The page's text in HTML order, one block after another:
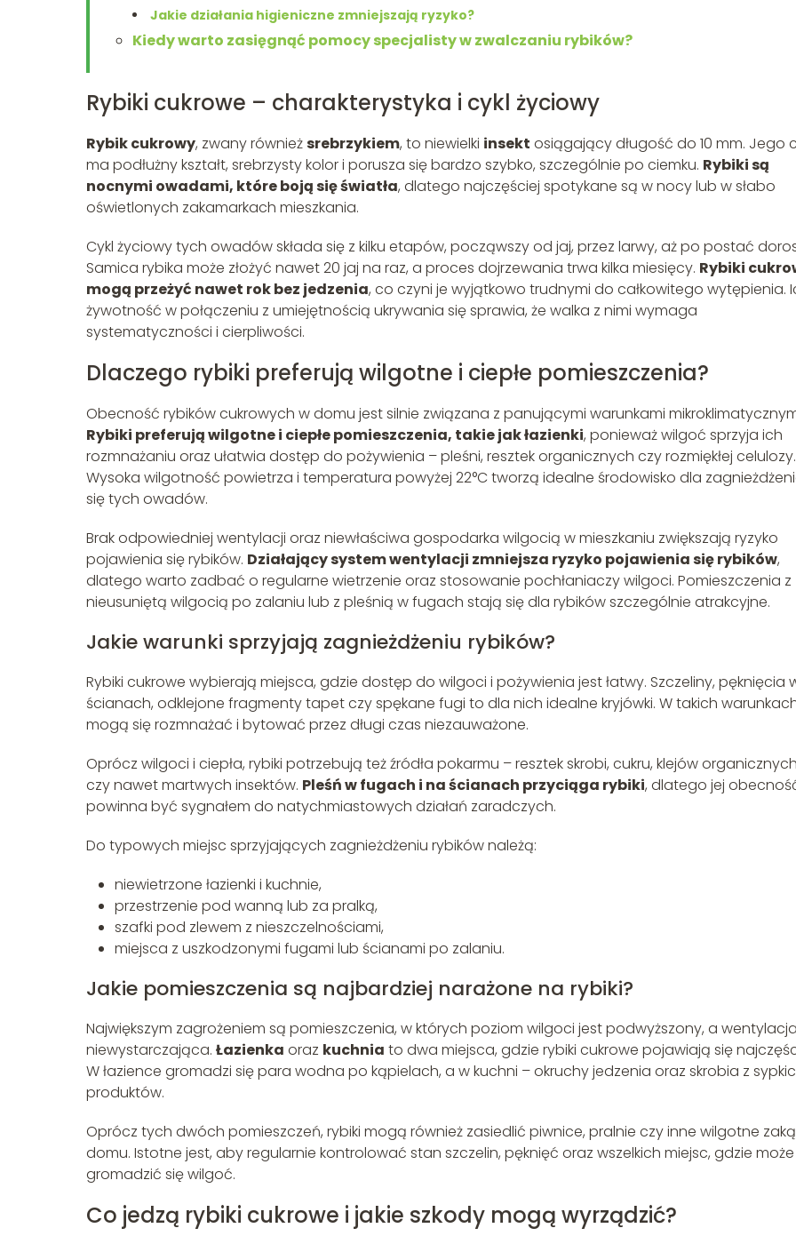
Jakie działania higieniczne zmniejszają ryzyko?
Kiedy warto zasięgnąć pomocy specjalisty w zwalczaniu rybików?
Rybiki cukrowe – charakterystyka i cykl życiowy
Rybik cukrowy, zwany równieżsrebrzykiem, to niewielki insekt osiągający długość do 10 mm. Jego
ma podłużny kształt, srebrzysty kolor i porusza się bardzo szybko, szczególnie po ciemku. Rybiki są
nocnymi owadami, które boją się światła, dlatego najczęściej spotykane są w nocy lub w słabo
oświetlonych zakamarkach mieszkania.
Cykl życiowy tych owadów składa się z kilku etapów, począwszy od jaj, przez larwy, aż po postać
Samica rybika może złożyć nawet 20 jaj na raz, a proces dojrzewania trwa kilka miesięcy. Rybiki
mogą przeżyć nawet rok bez jedzenia, co czyni je wyjątkowo trudnymi do całkowitego wytępienia.
żywotność w połączeniu z umiejętnością ukrywania się sprawia, że walka z nimi wymaga
systematyczności i cierpliwości.
Dlaczego rybiki preferują wilgotne i ciepłe pomieszczenia?
Obecność rybików cukrowych w domu jest silnie związana z panującymi warunkami
Rybiki preferują wilgotne i ciepłe pomieszczenia, takie jak łazienki, ponieważ wilgoć sprzyja ich
rozmnażaniu oraz ułatwia dostęp do pożywienia – pleśni, resztek organicznych czy rozmiękłej celulozy.
Wysoka wilgotność powietrza i temperatura powyżej 22°C tworzą idealne środowisko dla
się tych owadów.
Brak odpowiedniej wentylacji oraz niewłaściwa gospodarka wilgocią w mieszkaniu zwiększają ryzyko
pojawienia się rybików. Działający system wentylacji zmniejsza ryzyko pojawienia się rybików,
dlatego warto zadbać o regularne wietrzenie oraz stosowanie pochłaniaczy wilgoci. Pomieszczenia z
nieusuniętą wilgocią po zalaniu lub z pleśnią w fugach stają się dla rybików szczególnie atrakcyjne.
Jakie warunki sprzyjają zagnieżdżeniu rybików?
Rybiki cukrowe wybierają miejsca, gdzie dostęp do wilgoci i pożywienia jest łatwy. Szczeliny, pęknięcia
ścianach, odklejone fragmenty tapet czy spękane fugi to dla nich idealne kryjówki. W takich
mogą się rozmnażać i bytować przez długi czas niezauważone.
Oprócz wilgoci i ciepła, rybiki potrzebują też źródła pokarmu – resztek skrobi, cukru, klejów organicznych
czy nawet martwych insektów. Pleśń w fugach i na ścianach przyciąga rybiki, dlatego jej
powinna być sygnałem do natychmiastowych działań zaradczych.
Do typowych miejsc sprzyjających zagnieżdżeniu rybików należą:
niewietrzone łazienki i kuchnie,
przestrzenie pod wanną lub za pralką,
szafki pod zlewem z nieszczelnościami,
miejsca z uszkodzonymi fugami lub ścianami po zalaniu.
Jakie pomieszczenia są najbardziej narażone na rybiki?
Największym zagrożeniem są pomieszczenia, w których poziom wilgoci jest podwyższony, a wentylacja
niewystarczająca. Łazienka oraz kuchnia to dwa miejsca, gdzie rybiki cukrowe pojawiają się
W łazience gromadzi się para wodna po kąpielach, a w kuchni – okruchy jedzenia oraz skrobia z
produktów.
Oprócz tych dwóch pomieszczeń, rybiki mogą również zasiedlić piwnice, pralnie czy inne wilgotne
domu. Istotne jest, aby regularnie kontrolować stan szczelin, pęknięć oraz wszelkich miejsc, gdzie może
gromadzić się wilgoć.
Co jedzą rybiki cukrowe i jakie szkody mogą wyrządzić?